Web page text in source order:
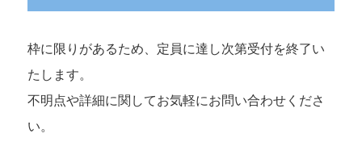
枠に限りがあるため、定員に達し次第受付を終了い
たします。
不明点や詳細に関してお気軽にお問い合わせくださ
い。